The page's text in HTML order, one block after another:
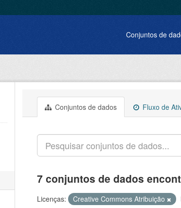
Conjuntos de
Conjuntos de dados Fluxo de
7 conjuntos de dados
Licenças: Creative Commons Atribuição